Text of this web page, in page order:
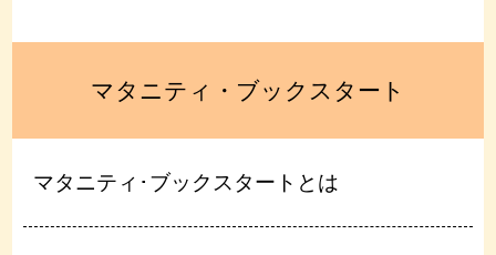
マタニティ・ブックスタート
マタニティ･ブックスタートとは